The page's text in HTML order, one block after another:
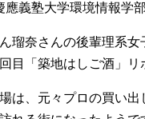
義塾大学環境情報学
瑠奈さんの後輩理系
目「築地はしご酒」
は、元々プロの買い